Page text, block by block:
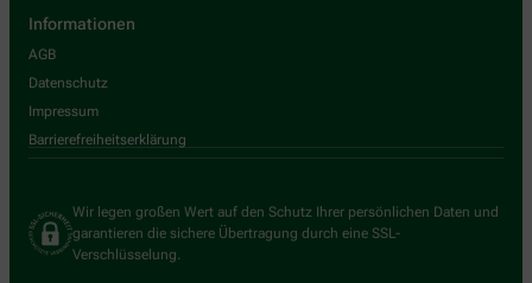
Informationen
AGB
Datenschutz
Impressum
Barrierefreiheitserklärung
Wir legen großen Wert auf den Schutz Ihrer persönlichen Daten und
garantieren die sichere Übertragung durch eine SSL-
Verschlüsselung.